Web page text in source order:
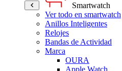
Smartwatch
Ver todo en smartwatch
Anillos Inteligentes
Relojes
Bandas de Actividad
Marca
OURA
Apple Watch